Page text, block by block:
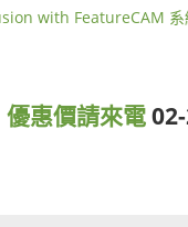
with FeatureCAM 系
優惠價請來電